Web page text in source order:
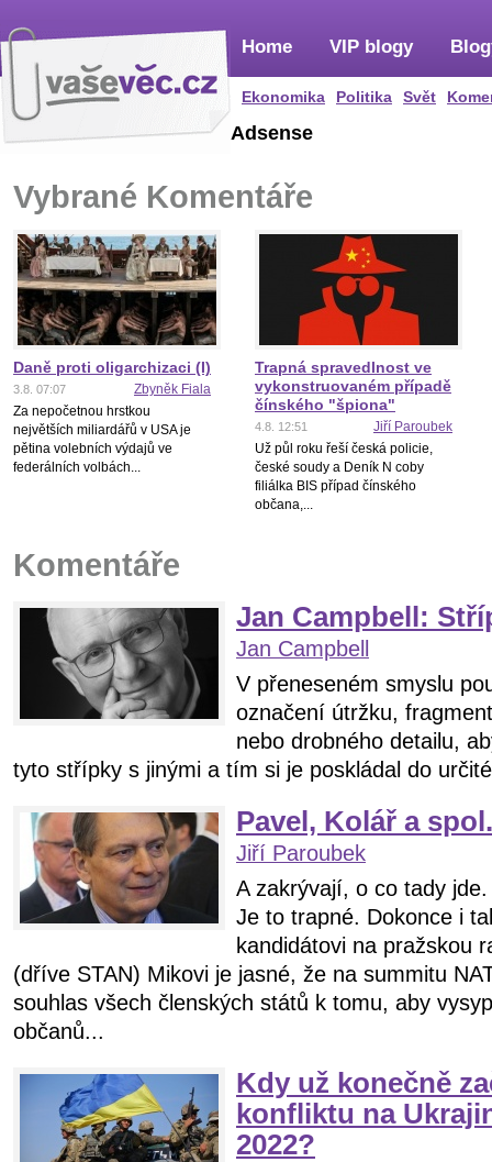
Home
Ekonomika Politika Svět
VIP blogy
Adsense
Vybrané Komentáře
Daně proti oligarchizaci (I)
3.8. 07:07
Zbyněk Fiala
Za nepočetnou hrstkou
největších miliardářů v USA je
pětina volebních výdajů ve
federálních volbách...
Trapná spravedlnost ve
vykonstruovaném případě
čínského "špiona"
4.8. 12:51
Jiří Paroubek
Už půl roku řeší česká policie,
české soudy a Deník N coby
filiálka BIS případ čínského
občana,...
Komentáře
Jan Campbell:
Jan Campbell
V přeneseném smyslu
označení útržku,
nebo drobného detailu,
tyto střípky s jinými a tím si je poskládal do
Pavel, Kolář a
Jiří Paroubek
A zakrývají, o co tady
Je to trapné. Dokonce i
kandidátovi na pražskou
(dříve STAN) Mikovi je jasné, že na summitu
souhlas všech členských států k tomu, aby
občanů...
Kdy už konečně
konfliktu na
2022?